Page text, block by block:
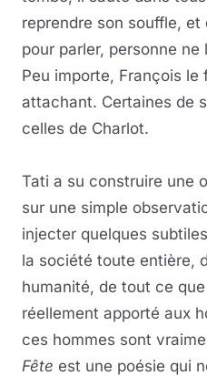
reprendre son souffle,
pour parler, personne
Peu importe, François
attachant. Certaines de
celles de Charlot.
Tati a su construire une
sur une simple
injecter quelques
la société toute entière,
humanité, de tout ce
réellement apporté aux
ces hommes sont
Fête est une poésie qui